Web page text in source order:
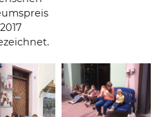
2017